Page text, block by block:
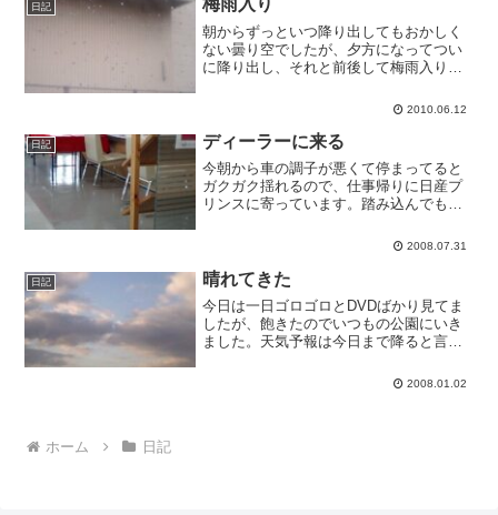
日記 梅雨入り
朝からずっといつ降り出してもおかしく
ない曇り空でしたが、夕方になってつい
に降り出し、それと前後して梅雨入りが
2010.06.12
日記 ディーラーに来る
今朝から車の調子が悪くて停まってると
ガクガク揺れるので、仕事帰りに日産プ
リンスに寄っています。踏み込んでも回
らイグニッションプラグを交換しなきゃ
いけど、代車出してもらえ...
2008.07.31
日記 晴れてきた
今日は一日ゴロゴロとDVDばかり見てま
したが、飽きたのでいつもの公園にいき
ました。天気予報は今日まで降ると言っ
た。明日からはまた暖かいらしいです。
2008.01.02
ホーム 日記